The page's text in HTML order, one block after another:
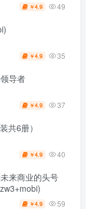
￥4.9 49
￥4.9 35
导者
￥4.9 37
共6册）
￥4.9 40
来商业的头号
￥4.9 59